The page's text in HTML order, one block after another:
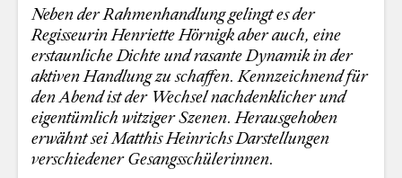
Neben der Rahmenhandlung gelingt es der
Regisseurin Henriette Hörnigk aber auch, eine
erstaunliche Dichte und rasante Dynamik in der
aktiven Handlung zu schaffen. Kennzeichnend für
den Abend ist der Wechsel nachdenklicher und
eigentümlich witziger Szenen. Herausgehoben
erwähnt sei Matthis Heinrichs Darstellungen
verschiedener Gesangsschülerinnen.